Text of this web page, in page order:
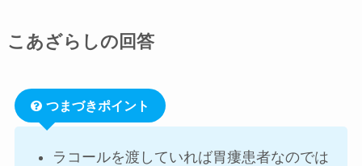
こあざらしの回答
つまづきポイント
ラコールを渡していれば胃瘻患者なのでは